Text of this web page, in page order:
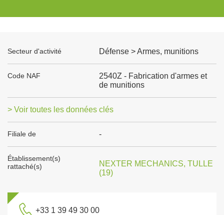
Secteur d'activité Défense > Armes, munitions
Code NAF
2540Z - Fabrication d'armes et
de munitions
> Voir toutes les données clés
Filiale de -
Établissement(s)
rattaché(s)
NEXTER MECHANICS, TULLE
(19)
+33 1 39 49 30 00